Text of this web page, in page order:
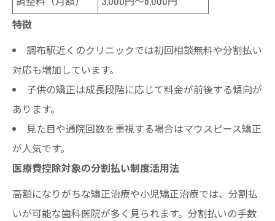
特徴
調布駅近くのクリニックでは初回相談無料や分割払い
対応も増加しています。
子供の矯正は成長段階に応じて料金が前後する傾向が
あります。
見た目や通院回数を重視する場合はマウスピース矯正
が人気です。
医療費控除対象の分割払い制度活用法
高額になりがちな矯正治療や小児矯正治療では、分割払
いが可能な歯科医院が多く見られます。分割払いの手数